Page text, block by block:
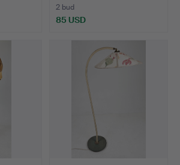
2 bud
85 USD